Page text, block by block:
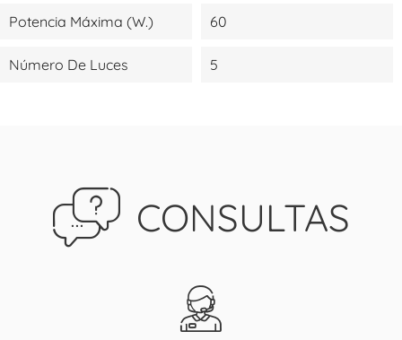
Potencia Máxima (W.) 60
Número De Luces 5
CONSULTAS